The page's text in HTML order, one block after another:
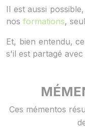
Il est aussi
nos formations,
Et, bien entendu,
s'il est partagé
Ces mémentos